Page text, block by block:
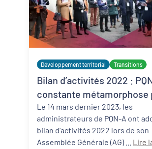
Développement territorial Transitions
Bilan d’activités 2022 :
constante métamorphose
répondre aux
venir des territoires
Le 14 mars dernier 2023, les
administrateurs de PQN-A ont
bilan d’activités 2022 lors de son
Lire